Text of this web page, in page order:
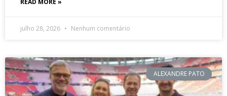
READ MORE »
julho 28, 2026 Nenhum comentário
ALEXANDRE PATO